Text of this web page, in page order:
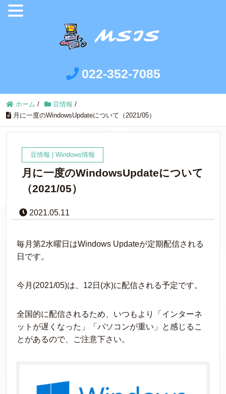
022-352-7085
ホーム / 豆情報 /
月に一度のWindowsUpdateについて（2021/05）
豆情報 Windows情報
月に一度のWindowsUpdateについて
（2021/05）
2021.05.11
毎月第2水曜日はWindows Updateが定期配信される
日です。
今月(2021/05)は、12日(水)に配信される予定です。
全国的に配信されるため、いつもより「インターネ
ットが遅くなった」「パソコンが重い」と感じるこ
とがあるので、ご注意下さい。